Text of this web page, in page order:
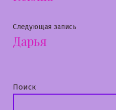
по
записям
Следующая запись
Дарья
Поиск